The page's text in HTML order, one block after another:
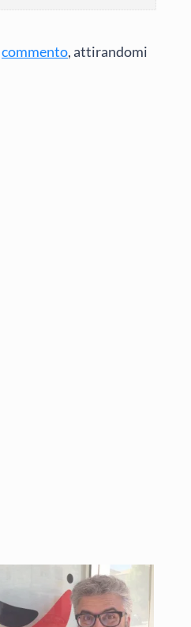
commento, attirandomi